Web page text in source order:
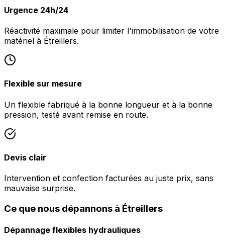
Urgence 24h/24
Réactivité maximale pour limiter l'immobilisation de votre
matériel à Étreillers.
Flexible sur mesure
Un flexible fabriqué à la bonne longueur et à la bonne
pression, testé avant remise en route.
Devis clair
Intervention et confection facturées au juste prix, sans
mauvaise surprise.
Ce que nous dépannons à Étreillers
Dépannage flexibles hydrauliques